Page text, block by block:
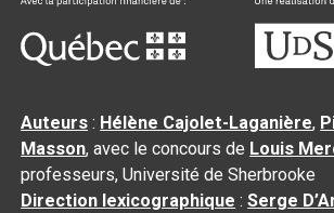
Auteurs : Hélène Cajolet-Laganière,
Masson, avec le concours de Louis
professeurs, Université de Sherbrooke
Direction lexicographique :Serge